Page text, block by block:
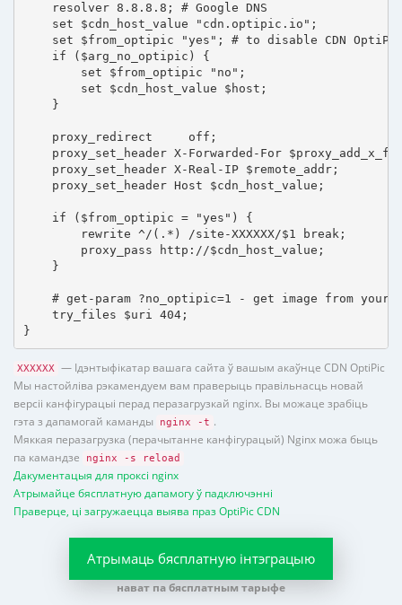
    resolver 8.8.8.8; # Google DNS
    set $cdn_host_value "cdn.optipic.io";
set $from_optipic "yes"; # to disable CDN
    if ($arg_no_optipic) {
        set $from_optipic "no";
        set $cdn_host_value $host;
    }
    proxy_redirect     off;
proxy_set_header X-Forwarded-For
    proxy_set_header X-Real-IP $remote_addr;
    proxy_set_header Host $cdn_host_value;
    if ($from_optipic = "yes") {
        rewrite ^/(.*) /site-XXXXXX/$1 break;
        proxy_pass http://$cdn_host_value;
    }
# get-param ?no_optipic=1 - get image from your
    try_files $uri 404;
}
XXXXXX
— Ідэнтыфікатар вашага сайта ў вашым акаўнце CDN OptiPic
Мы настойліва рэкамендуем вам праверыць правільнасць новай
версіі канфігурацыі перад перазагрузкай nginx. Вы можаце зрабіць
гэта з дапамогай каманды
nginx -t .
Мяккая перазагрузка (перачытанне канфігурацый) Nginx можа быць
па камандзе
nginx -s reload
Дакументацыя для проксі nginx
Атрымайце бясплатную дапамогу ў падключэнні
Праверце, ці загружаецца выява праз OptiPic CDN
Атрымаць бясплатную інтэграцыю
нават па бясплатным тарыфе